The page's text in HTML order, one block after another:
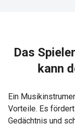
Das
kann
Ein
Vorteile. Es
Gedächtnis und